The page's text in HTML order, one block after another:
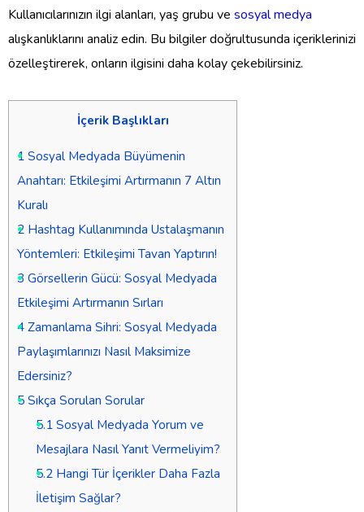
Kullanıcılarınızın ilgi alanları, yaş grubu ve sosyal medya
alışkanlıklarını analiz edin. Bu bilgiler doğrultusunda içeriklerinizi
özelleştirerek, onların ilgisini daha kolay çekebilirsiniz.
İçerik Başlıkları
1 Sosyal Medyada Büyümenin
Anahtarı: Etkileşimi Artırmanın 7 Altın
Kuralı
2 Hashtag Kullanımında Ustalaşmanın
Yöntemleri: Etkileşimi Tavan Yaptırın!
3 Görsellerin Gücü: Sosyal Medyada
Etkileşimi Artırmanın Sırları
4 Zamanlama Sihri: Sosyal Medyada
Paylaşımlarınızı Nasıl Maksimize
Edersiniz?
5 Sıkça Sorulan Sorular
5.1Sosyal Medyada Yorum ve
Mesajlara Nasıl Yanıt Vermeliyim?
5.2Hangi Tür İçerikler Daha Fazla
İletişim Sağlar?